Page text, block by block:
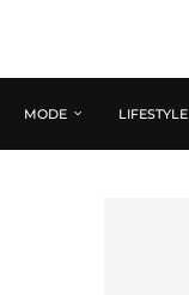
MODE LIFESTYLE